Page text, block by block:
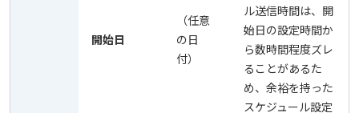
開始日
（任意
の日
付）
ル送信時間は、開
始日の設定時間か
ら数時間程度ズレ
ることがあるた
め、余裕を持った
スケジュール設定